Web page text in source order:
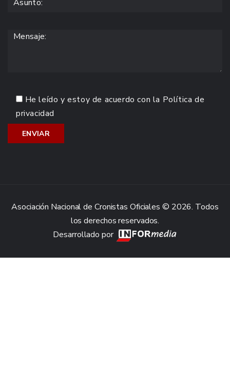
He leído y estoy de acuerdo con la Política de
privacidad
Asociación Nacional de Cronistas Oficiales © 2026. Todos
los derechos reservados.
Desarrollado por